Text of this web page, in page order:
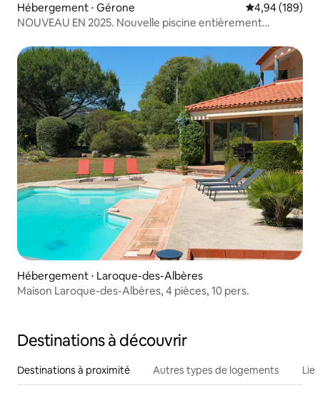
Hébergement ⋅ Gérone Évaluation
4,94 (189)
NOUVEAU EN 2025. Nouvelle piscine entièrement
Hébergement ⋅ Laroque-des-Albères
Maison Laroque-des-Albères, 4 pièces, 10 pers.
Destinations à découvrir
Destinations à proximité Autres types de logements